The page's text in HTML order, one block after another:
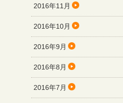
2016年11月
2016年10月
2016年9月
2016年8月
2016年7月